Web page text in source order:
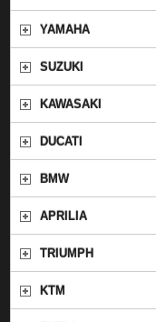
YAMAHA
SUZUKI
KAWASAKI
DUCATI
BMW
APRILIA
TRIUMPH
KTM